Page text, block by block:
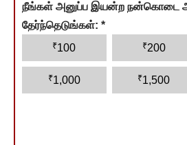
நீங்கள் அனுப்ப இயன்ற நன்கொடை
தேர்ந்தெடுங்கள்: *
₹100 ₹200
₹1,000 ₹1,500